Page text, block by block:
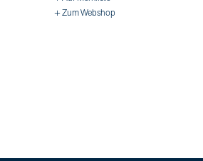
+ Zum Webshop